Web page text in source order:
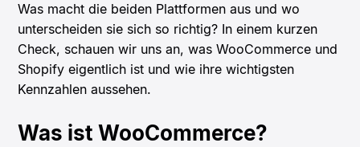
Was macht die beiden Plattformen aus und wo
unterscheiden sie sich so richtig? In einem kurzen
Check, schauen wir uns an, was WooCommerce und
Shopify eigentlich ist und wie ihre wichtigsten
Kennzahlen aussehen.
Was ist WooCommerce?